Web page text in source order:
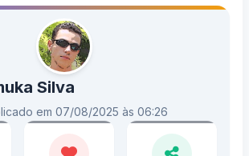
Silva
em 07/08/2025 às 06:26